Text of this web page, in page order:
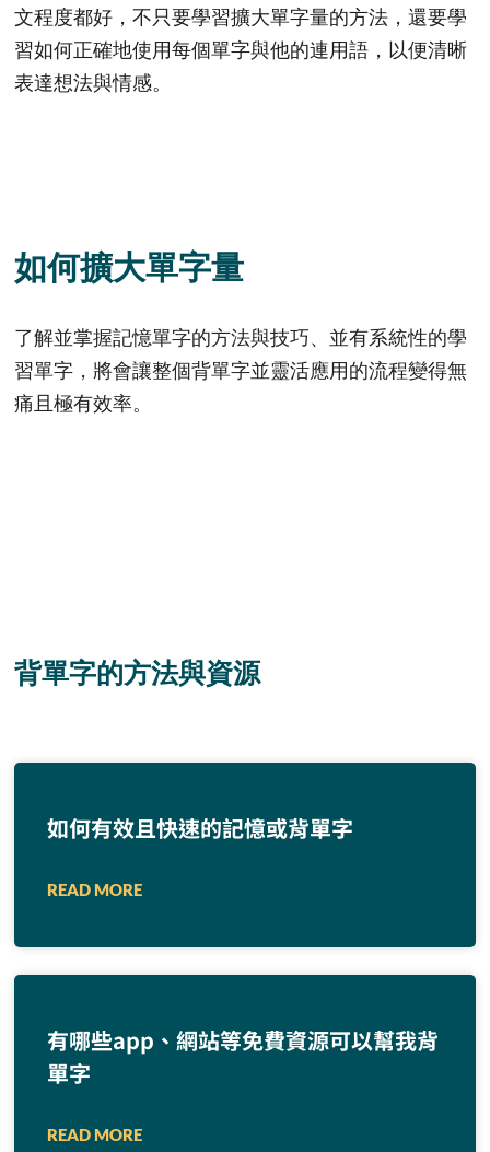
文程度都好，不只要學習擴大單字量的方法，還要學
習如何正確地使用每個單字與他的連用語，以便清晰
表達想法與情感。
如何擴大單字量
了解並掌握記憶單字的方法與技巧、並有系統性的學
習單字，將會讓整個背單字並靈活應用的流程變得無
痛且極有效率。
背單字的方法與資源
如何有效且快速的記憶或背單字
READ MORE
有哪些app、網站等免費資源可以幫我背
單字
READ MORE